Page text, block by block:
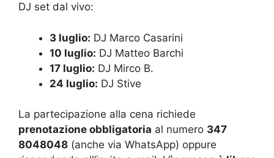
DJ set dal vivo:
3 luglio: DJ Marco Casarini
10 luglio: DJ Matteo Barchi
17 luglio: DJ Mirco B.
24 luglio: DJ Stive
La partecipazione alla cena richiede
prenotazione obbligatoria al numero 347
8048048 (anche via WhatsApp) oppure